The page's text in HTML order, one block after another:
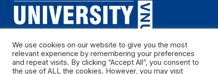
We use cookies on our website to give you the most
relevant experience by remembering your preferences
and repeat visits. By clicking “Accept All”, you consent to
the use of ALL the cookies. However, you may visit